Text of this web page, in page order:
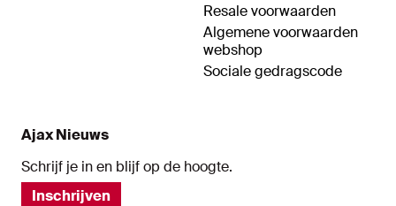
Resale voorwaarden
Algemene voorwaarden
webshop
Sociale gedragscode
Ajax Nieuws
Schrijf je in en blijf op de hoogte.
Inschrijven